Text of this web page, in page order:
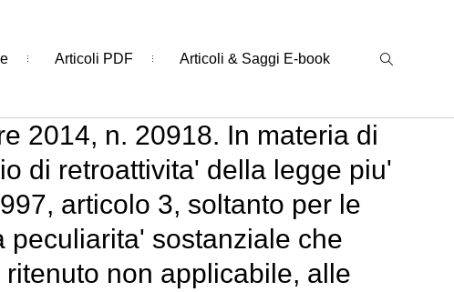
Articoli PDF Articoli & Saggi E-book
2014, n. 20918. In materia di
di retroattivita' della legge piu'
articolo 3, soltanto per le
peculiarita' sostanziale che
non applicabile, alle